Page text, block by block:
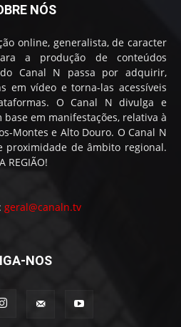
NÓS
online, generalista, de caracter
a produção de conteúdos
Canal N passa por adquirir,
em vídeo e torna-las acessíveis
O Canal N divulga e
em manifestações, relativa à
Montes e Alto Douro. O Canal N
proximidade de âmbito regional.
REGIÃO!
geral@canaln.tv
NOS